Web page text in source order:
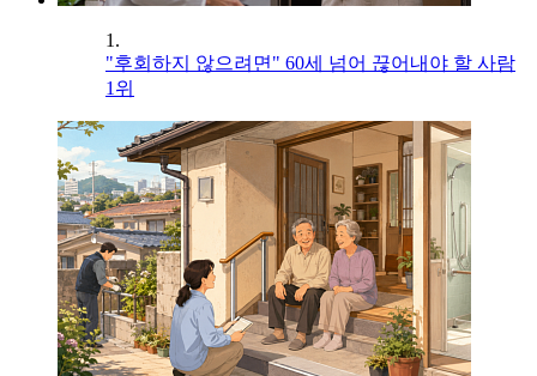
1.
"후회하지 않으려면" 60세 넘어 끊어내야 할 사람
1위